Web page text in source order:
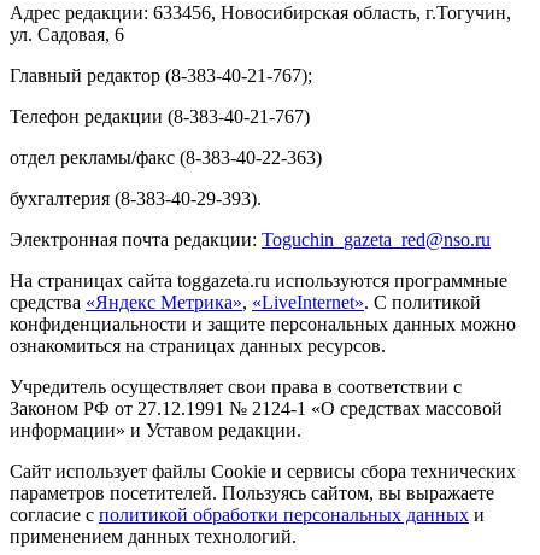
Адрес редакции: 633456, Новосибирская область, г.Тогучин,
ул. Садовая, 6
Главный редактор (8-383-40-21-767);
Телефон редакции (8-383-40-21-767)
отдел рекламы/факс (8-383-40-22-363)
бухгалтерия (8-383-40-29-393).
Электронная почта редакции: Toguchin gazeta red@nso.ru
На страницах сайта toggazeta.ru используются программные
средства «Яндекс Метрика», «LiveInternet». С политикой
конфиденциальности и защите персональных данных можно
ознакомиться на страницах данных ресурсов.
Учредитель осуществляет свои права в соответствии с
Законом РФ от 27.12.1991 № 2124-1 «О средствах массовой
информации» и Уставом редакции.
Сайт использует файлы Cookie и сервисы сбора технических
параметров посетителей. Пользуясь сайтом, вы выражаете
согласие с политикой обработки персональных данных и
применением данных технологий.